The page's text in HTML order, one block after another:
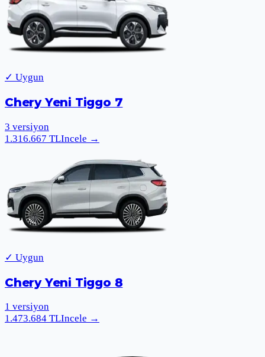
✓ Uygun
Chery Yeni Tiggo 7
3 versiyon
1.316.667 TLIncele →
✓ Uygun
Chery Yeni Tiggo 8
1 versiyon
1.473.684 TLIncele →